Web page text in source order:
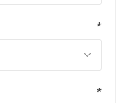
*
*